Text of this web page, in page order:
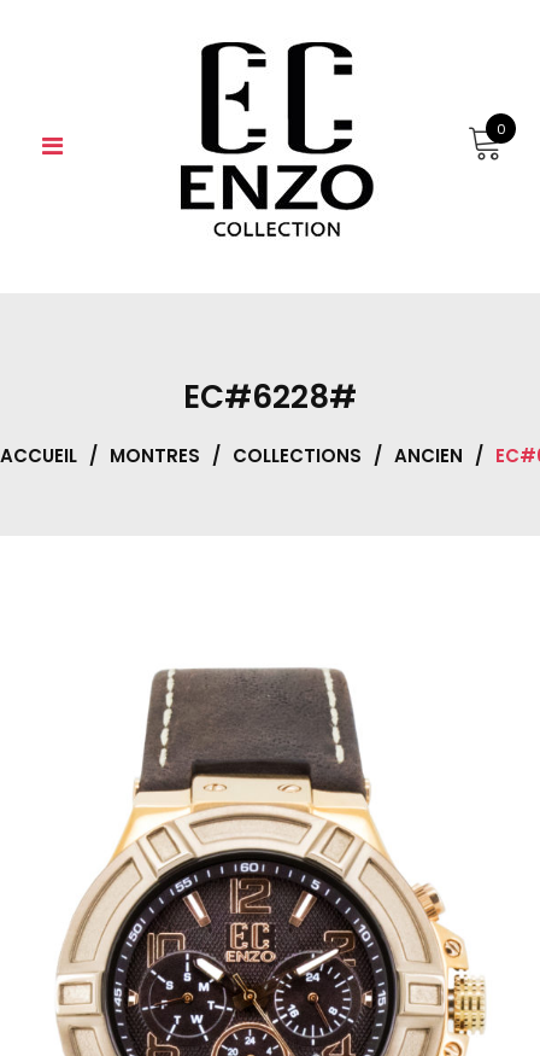
0
EC#6228#
ACCUEIL / MONTRES / COLLECTIONS / ANCIEN /